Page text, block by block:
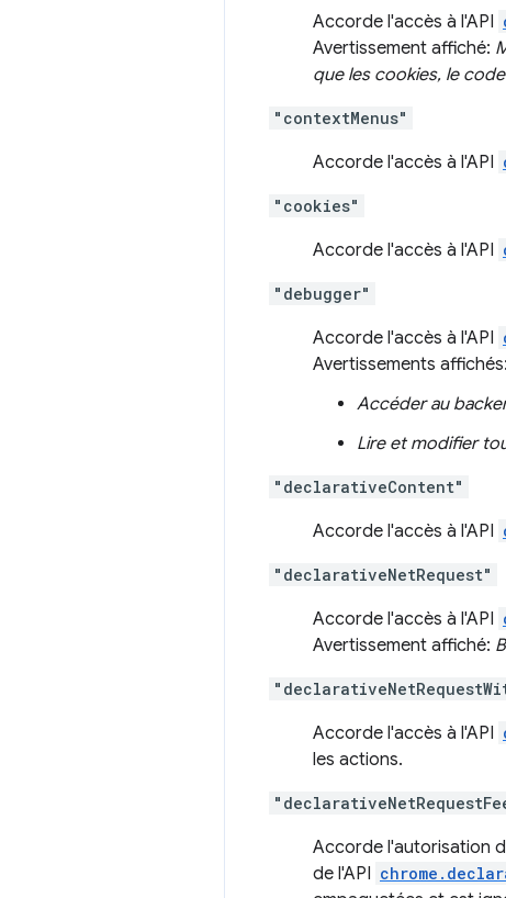
Accorde l'accès à l'API
Avertissement affiché:
que les cookies, le
"contextMenus"
Accorde l'accès à l'API
"cookies"
Accorde l'accès à l'API
"debugger"
Accorde l'accès à l'API
Avertissements affichés:
Accéder au
Lire et modifier
"declarativeContent"
Accorde l'accès à l'API
"declarativeNetRequest"
Accorde l'accès à l'API
Avertissement affiché:
Accorde l'accès à l'API
les actions.
Accorde l'autorisation
de l'API